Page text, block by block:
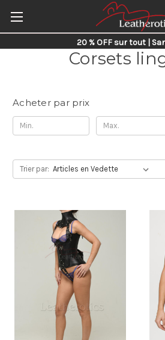
20 % OFF sur tout |
Corsets
Acheter par prix
Trier par: